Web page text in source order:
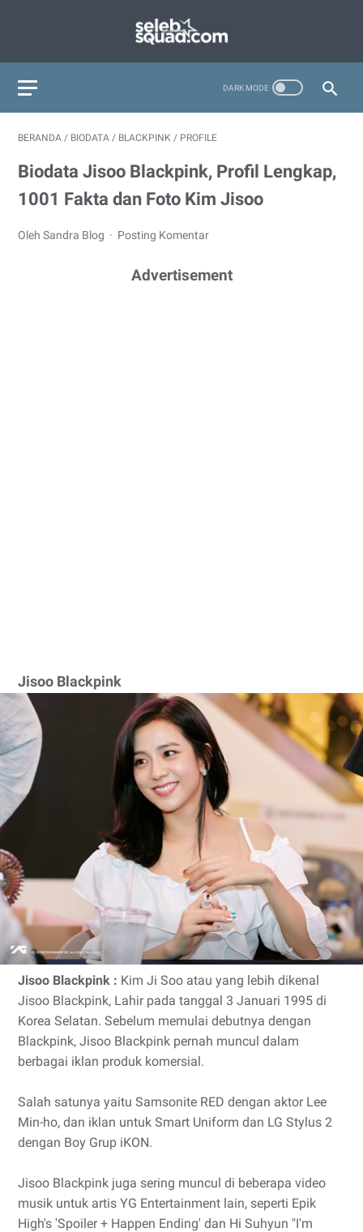
BERANDA / BIODATA / BLACKPINK / PROFILE
Biodata Jisoo Blackpink, Profil Lengkap,
1001 Fakta dan Foto Kim Jisoo
Oleh Sandra Blog Posting Komentar
Advertisement
Jisoo Blackpink
Jisoo Blackpink : Kim Ji Soo atau yang lebih dikenal
Jisoo Blackpink, Lahir pada tanggal 3 Januari 1995 di
Korea Selatan. Sebelum memulai debutnya dengan
Blackpink, Jisoo Blackpink pernah muncul dalam
berbagai iklan produk komersial.
Salah satunya yaitu Samsonite RED dengan aktor Lee
Min-ho, dan iklan untuk Smart Uniform dan LG Stylus 2
dengan Boy Grup iKON.
Jisoo Blackpink juga sering muncul di beberapa video
musik untuk artis YG Entertainment lain, seperti Epik
High's 'Spoiler + Happen Ending' dan Hi Suhyun "I'm